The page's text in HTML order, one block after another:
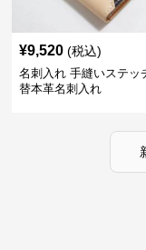
¥9,520 (税込)
名刺入れ 手縫いステッ
替本革名刺入れ